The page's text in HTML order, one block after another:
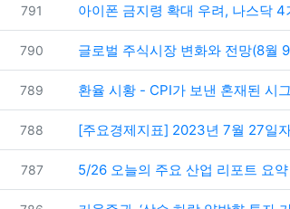
번호
791 아이폰 금지령 확대 우려, 나스닥
번호
790 글로벌 주식시장 변화와 전망(8월
번호
789 환율 시황 - CPI가 보낸 혼재된 시
번호
788 [주요경제지표] 2023년 7월 27일
번호
787 5/26 오늘의 주요 산업 리포트 요약